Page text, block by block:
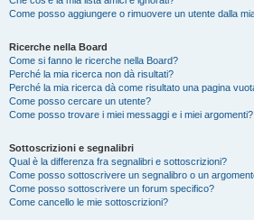
Come posso aggiungere o rimuovere un utente dalla
Ricerche nella Board
Come si fanno le ricerche nella Board?
Perché la mia ricerca non dà risultati?
Perché la mia ricerca dà come risultato una pagina
Come posso cercare un utente?
Come posso trovare i miei messaggi e i miei argomenti?
Sottoscrizioni e segnalibri
Qual è la differenza fra segnalibri e sottoscrizioni?
Come posso sottoscrivere un segnalibro o un
Come posso sottoscrivere un forum specifico?
Come cancello le mie sottoscrizioni?